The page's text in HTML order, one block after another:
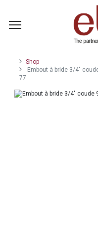
Shop
Embout à bride 3/4"
77